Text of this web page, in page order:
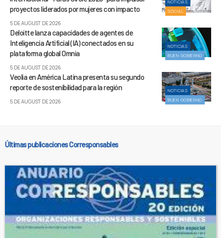
NOTICIAS
SOCIAL
proyectos liderados por mujeres con impacto
5 DE AUGUST DE 2026
NOTICIAS
BUEN GOBIERNO
Deloitte lanza capacidades de agentes de
Inteligencia Artificial (IA) conectados en su
plataforma global Omnia
5 DE AUGUST DE 2026
NOTICIAS
BUEN GOBIERNO
Veolia en América Latina presenta su segundo
reporte de sostenibilidad para la región
5 DE AUGUST DE 2026
Últimas publicaciones Corresponsables